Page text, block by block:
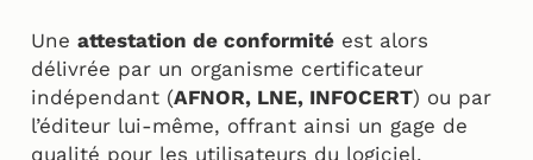
Une attestation de conformité est alors
délivrée par un organisme certificateur
indépendant (AFNOR, LNE, INFOCERT) ou par
l’éditeur lui-même, offrant ainsi un gage de
qualité pour les utilisateurs du logiciel.